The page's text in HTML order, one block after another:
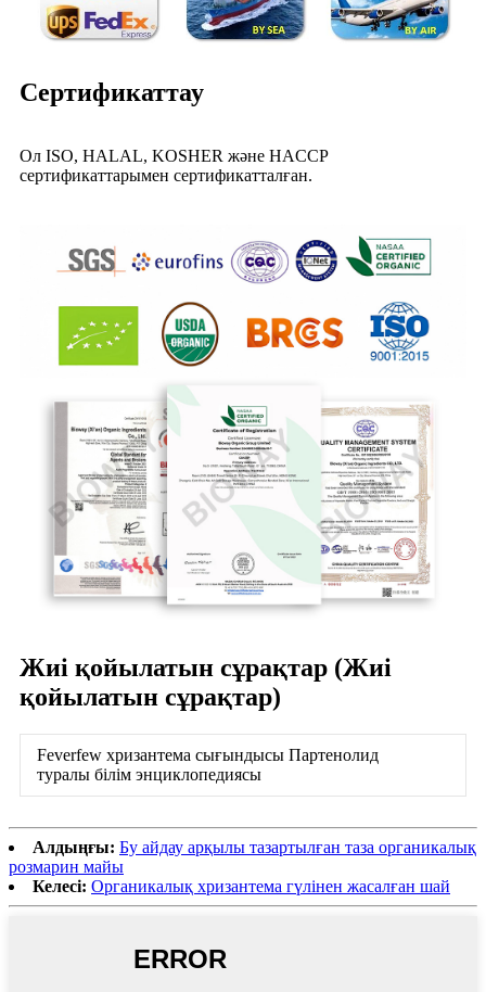
Сертификаттау
Ол ISO, HALAL, KOSHER және HACCP
сертификаттарымен сертификатталған.
Жиі қойылатын сұрақтар (Жиі
қойылатын сұрақтар)
Feverfew хризантема сығындысы Партенолид
туралы білім энциклопедиясы
Алдыңғы: Бу айдау арқылы тазартылған таза органикалық
розмарин майы
Келесі: Органикалық хризантема гүлінен жасалған шай